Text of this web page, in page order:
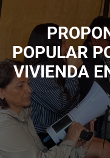
POPULAR
VIVIENDA